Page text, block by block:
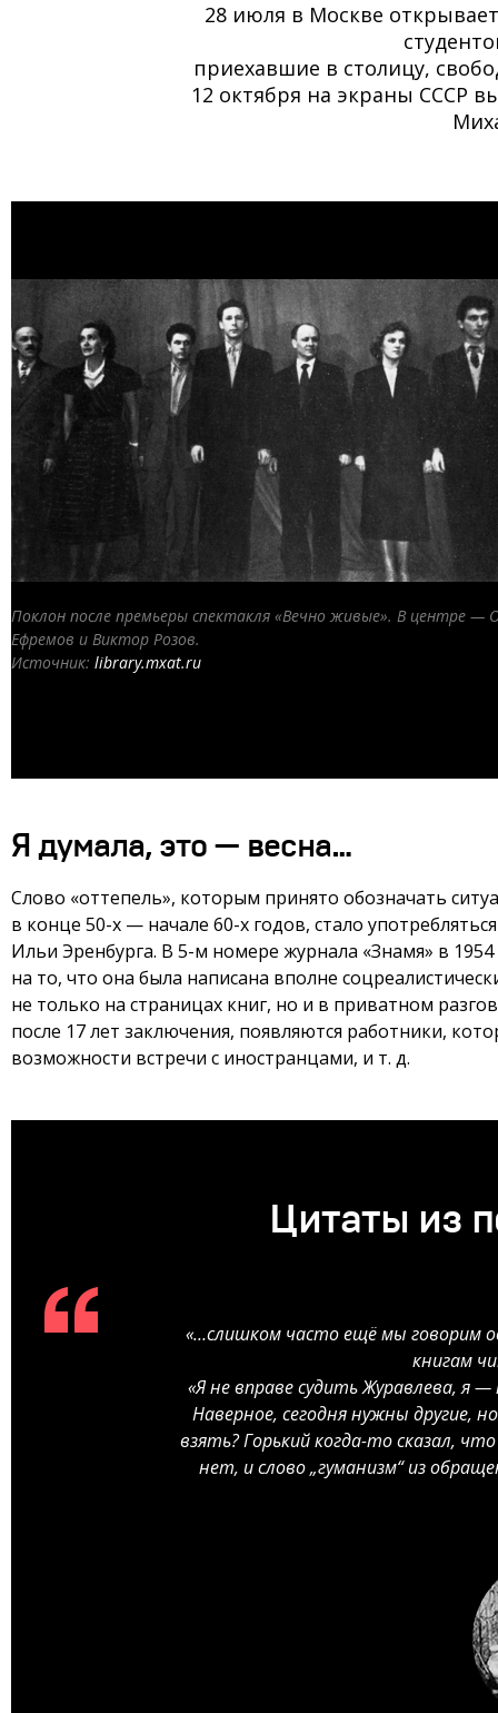
28 июля в Москве
приехавшие в столицу,
12 октября на экраны СССР
Поклон после премьеры спектакля «Вечно живые». В центре —
Ефремов и Виктор Розов.
Источник: library.mxat.ru
Я думала, это — весна…
Слово «оттепель», которым принято обозначать
в конце 50-х — начале 60-х годов, стало
Ильи Эренбурга. В 5-м номере журнала «Знамя» в
на то, что она была написана вполне
не только на страницах книг, но и в приватном
после 17 лет заключения, появляются работники,
возможности встречи с иностранцами, и т. д.
Цитаты из
«…слишком часто ещё мы говорим
книгам
«Я не вправе судить Журавлева, я
Наверное, сегодня нужны другие,
взять? Горький когда-то сказал,
нет, и слово „гуманизм“ из